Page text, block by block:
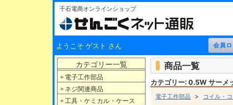
千石電商オンラインショップ
ようこそ ゲスト さん
カテゴリー一覧
＋ 電子工作部品
＋ ネジ関連商品
＋ 工具・ケミカル・ケース
商品一覧
カテゴリー: 0.5W サーメ
電子工作部品 > コイル・